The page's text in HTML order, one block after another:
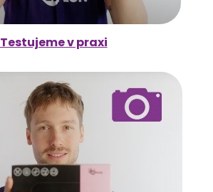
Testujeme v praxi